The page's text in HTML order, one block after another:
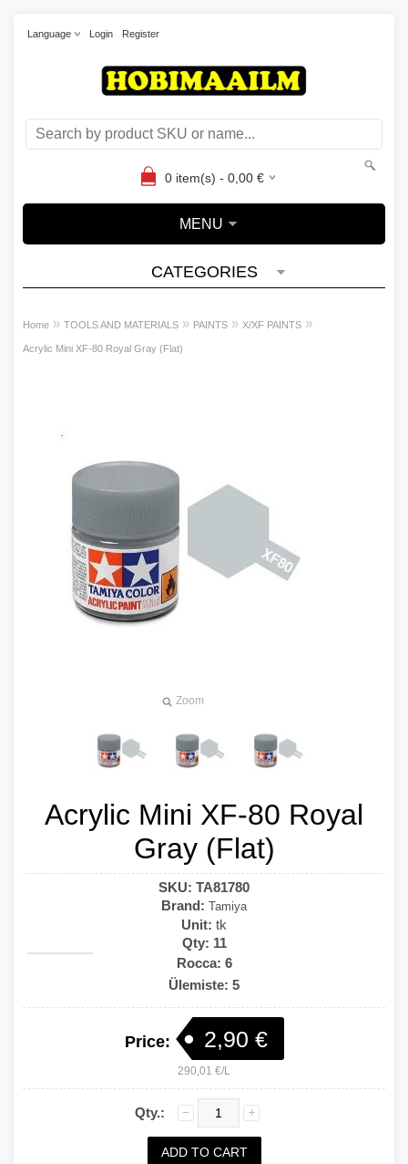
Language Login Register
0item(s) - 0,00€
MENU
CATEGORIES
Home » TOOLS AND MATERIALS » PAINTS » X/XF PAINTS »
Acrylic Mini XF-80 Royal Gray (Flat)
Zoom
Acrylic Mini XF-80 Royal
Gray (Flat)
SKU: TA81780
Brand: Tamiya
Unit: tk
Qty: 11
Rocca: 6
Ülemiste: 5
Price: 2,90 €
290,01 €/L
Qty.: